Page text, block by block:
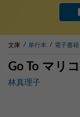
文庫 単行本 電子書籍
Go To マリコ
林真理子